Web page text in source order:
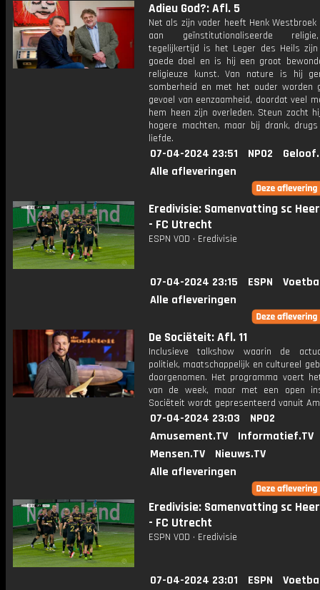
Adieu God?: Afl. 5
Net als zijn vader heeft Henk Westbroek
aan geïnstitutionaliseerde
tegelijkertijd is het Leger des Heils
goede doel en is hij een groot
religieuze kunst. Van nature is hij
somberheid en met het ouder worden
gevoel van eenzaamheid, doordat veel
hem heen zijn overleden. Steun zocht
hogere machten, maar bij drank,
liefde.
07-04-2024 23:51 NPO2
Alle afleveringen
Eredivisie: Samenvatting sc
- FC Utrecht
ESPN VOD • Eredivisie
07-04-2024 23:15 ESPN
Alle afleveringen
De Sociëteit: Afl. 11
Inclusieve talkshow waarin de
politiek, maatschappelijk en cultureel
doorgenomen. Het programma voert
van de week, maar met een open
Sociëteit wordt gepresenteerd vanuit
07-04-2024 23:03
NPO2
Amusement.TV
Informatief.TV
Mensen.TV
Nieuws.TV
Alle afleveringen
Eredivisie: Samenvatting sc
- FC Utrecht
ESPN VOD • Eredivisie
07-04-2024 23:01 ESPN